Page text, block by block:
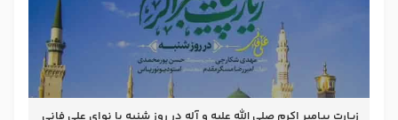
زیارت پیامبر اکرم صلی الله علیه و آله در روز شنبه با نوای علی فانی